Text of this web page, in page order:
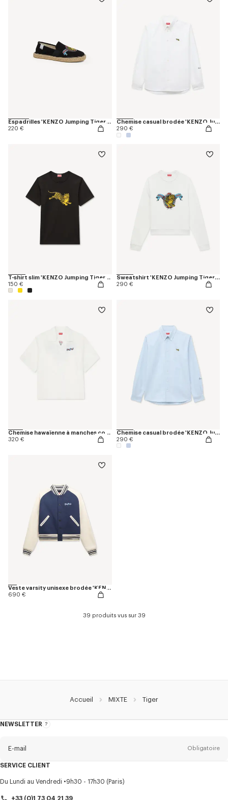
Espadrilles 'KENZO Jumping Tiger' en toile
220 €
Chemise casual brodée 'KENZO Jumping Tiger' en coton Oxford
290 €
T-shirt slim 'KENZO Jumping Tiger' en coton
150 €
Sweatshirt 'KENZO Jumping Tiger' en coton
290 €
Chemise hawaïenne à manches courtes 'KENZO Jumping Tiger' en popeline de coton
320 €
Chemise casual brodée 'KENZO Jumping Tiger' en coton Oxford
290 €
Veste varsity unisexe brodée 'KENZO Jumping Tiger' en coton
690 €
39 produits vus sur 39
Accueil MIXTE Tiger
NEWSLETTER
A
E-mail Obligatoire
Titre Obligatoire
SERVICE CLIENT
Du Lundi au Vendredi 9h30 - 17h30 (Paris)
+33 (0)1 73 04 21 39